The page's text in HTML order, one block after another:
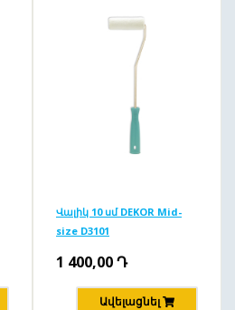
Վալիկ 10 սմ DEKOR Mid-
size D3101
1 400,00Դ
Ավելացնել